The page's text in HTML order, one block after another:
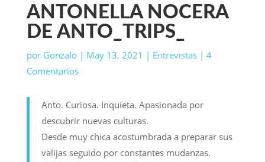
ANTONELLA NOCERA
DE ANTO_TRIPS_
por Gonzalo| May 13, 2021 | Entrevistas| 4
Comentarios
Anto. Curiosa. Inquieta. Apasionada por
descubrir nuevas culturas.
Desde muy chica acostumbrada a preparar sus
valijas seguido por constantes mudanzas.